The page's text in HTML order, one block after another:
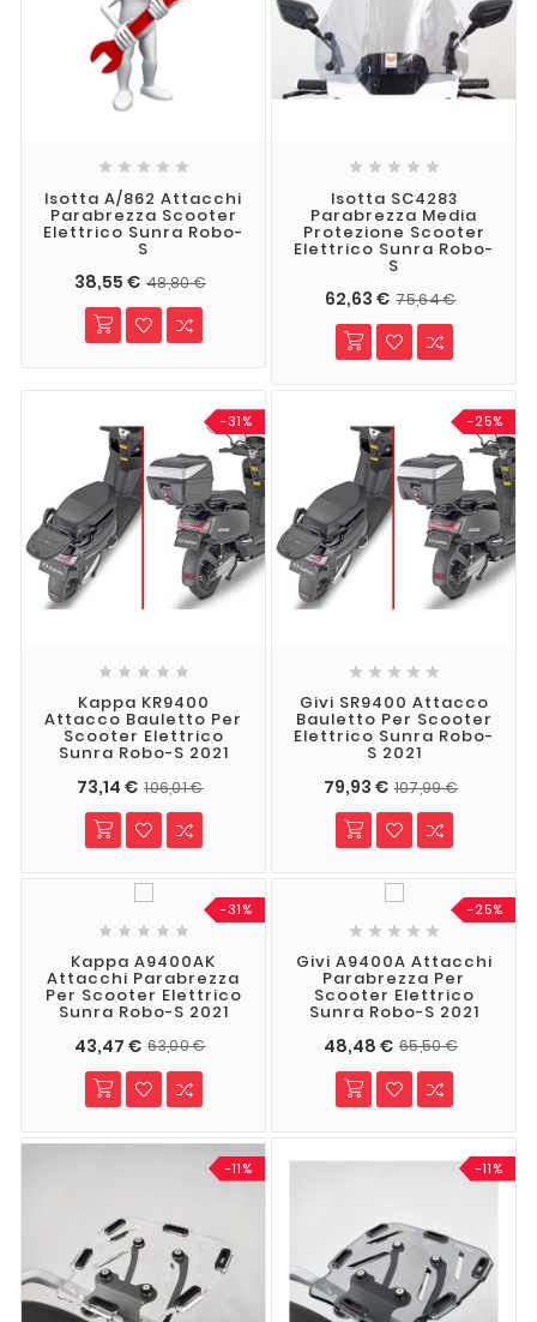
    
Isotta A/862 Attacchi
Parabrezza Scooter
Elettrico Sunra Robo-
S
38,55 € 48,80 €
    
Isotta SC4283
Parabrezza Media
Protezione Scooter
Elettrico Sunra Robo-
S
62,63 € 75,64 €
-31%
    
Kappa KR9400
Attacco Bauletto Per
Scooter Elettrico
Sunra Robo-S 2021
73,14 € 106,01 €
-25%
    
Givi SR9400 Attacco
Bauletto Per Scooter
Elettrico Sunra Robo-
S 2021
79,93 € 107,99 €
-31%
    
Kappa A9400AK
Attacchi Parabrezza
Per Scooter Elettrico
Sunra Robo-S 2021
43,47 € 63,00 €
-25%
    
Givi A9400A Attacchi
Parabrezza Per
Scooter Elettrico
Sunra Robo-S 2021
48,48 € 65,50 €
-11% -11%